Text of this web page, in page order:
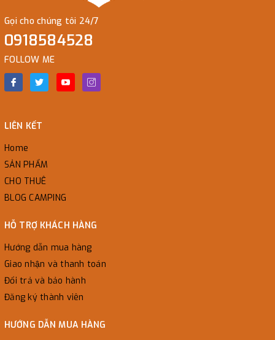
Gọi cho chúng tôi 24/7
0918584528
FOLLOW ME
LIÊN KẾT
Home
SẢN PHẨM
CHO THUÊ
BLOG CAMPING
HỖ TRỢ KHÁCH HÀNG
Hướng dẫn mua hàng
Giao nhận và thanh toán
Đổi trả và bảo hành
Đăng ký thành viên
HƯỚNG DẪN MUA HÀNG